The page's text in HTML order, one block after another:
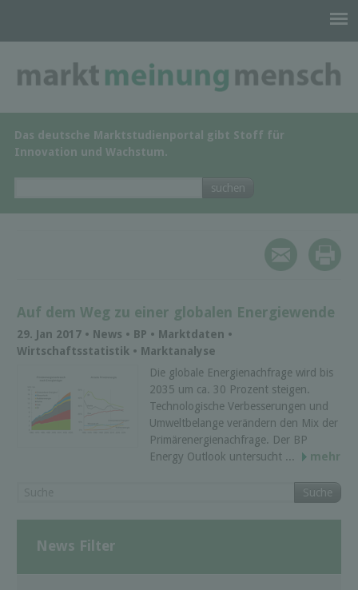
Das deutsche Marktstudienportal gibt Stoff für
Innovation und Wachstum.
Auf dem Weg zu einer globalen Energiewende
29. Jan 2017 • News • BP • Marktdaten •
Wirtschaftsstatistik • Marktanalyse
Die globale Energienachfrage wird bis
2035 um ca. 30 Prozent steigen.
Technologische Verbesserungen und
Umweltbelange verändern den Mix der
Primärenergienachfrage. Der BP
Energy Outlook untersucht ...
mehr
Suche
News Filter